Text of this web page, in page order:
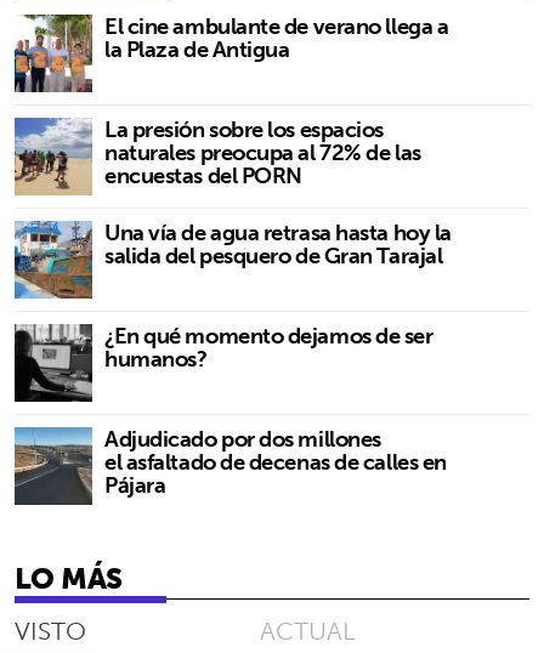
El cine ambulante de verano llega a
la Plaza de Antigua
La presión sobre los espacios
naturales preocupa al 72% de las
encuestas del PORN
Una vía de agua retrasa hasta hoy la
salida del pesquero de Gran Tarajal
¿En qué momento dejamos de ser
humanos?
Adjudicado por dos millones
el asfaltado de decenas de calles en
Pájara
LO MÁS
VISTO ACTUAL